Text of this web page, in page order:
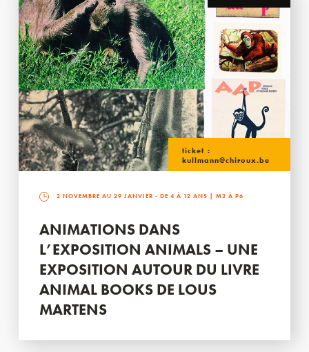
ticket :
kullmann@chiroux.be
2 NOVEMBRE AU 29 JANVIER - DE 4 À 12 ANS | M2 À P6
ANIMATIONS DANS
L’EXPOSITION ANIMALS – UNE
EXPOSITION AUTOUR DU LIVRE
ANIMAL BOOKS DE LOUS
MARTENS